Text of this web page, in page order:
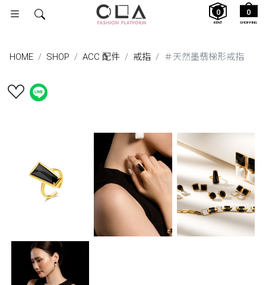
SHOPPING
0
RENT
0
HOME SHOP ACC 配件 戒指 ＃天然墨翡梯形戒指